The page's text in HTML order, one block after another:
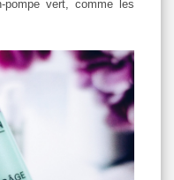
vert, comme les